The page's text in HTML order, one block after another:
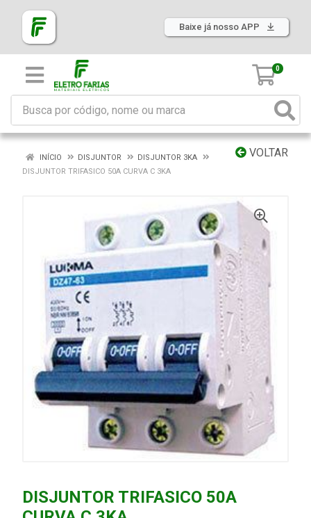
Baixe já nosso APP
0
VOLTAR
INÍCIO DISJUNTOR
DISJUNTOR 3KA
DISJUNTOR TRIFASICO 50A CURVA C 3KA
DISJUNTOR TRIFASICO 50A